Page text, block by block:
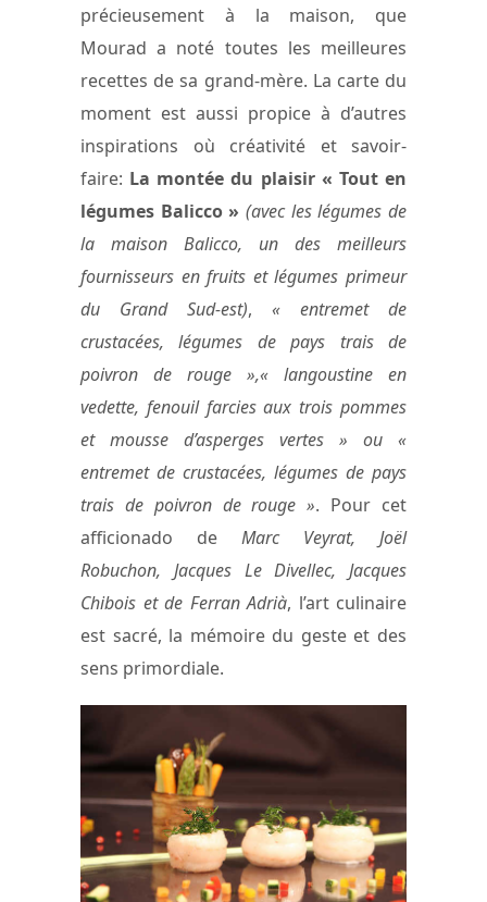
précieusement à la maison, que
Mourad a noté toutes les meilleures
recettes de sa grand-mère. La carte du
moment est aussi propice à d’autres
inspirations où créativité et savoir-
faire: La montée du plaisir « Tout en
légumes Balicco » (avec les légumes de
la maison Balicco, un des meilleurs
fournisseurs en fruits et légumes primeur
du Grand Sud-est), « entremet de
crustacées, légumes de pays trais de
poivron de rouge »,« langoustine en
vedette, fenouil farcies aux trois pommes
et mousse d’asperges vertes » ou «
entremet de crustacées, légumes de pays
trais de poivron de rouge ». Pour cet
afficionado de Marc Veyrat, Joël
Robuchon, Jacques Le Divellec, Jacques
Chibois et de Ferran Adrià, l’art culinaire
est sacré, la mémoire du geste et des
sens primordiale.